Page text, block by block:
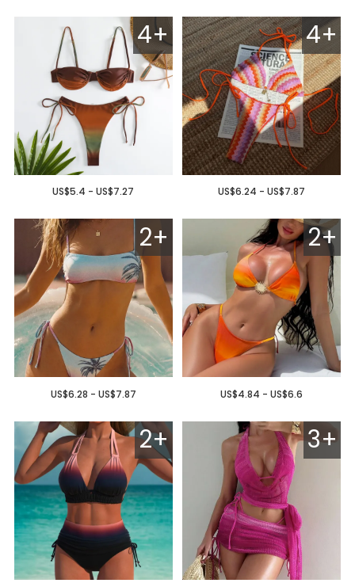
4+
US$5.4 - US$7.27
4+
US$6.24 - US$7.87
2+
US$6.28 - US$7.87
2+
US$4.84 - US$6.6
2+ 3+